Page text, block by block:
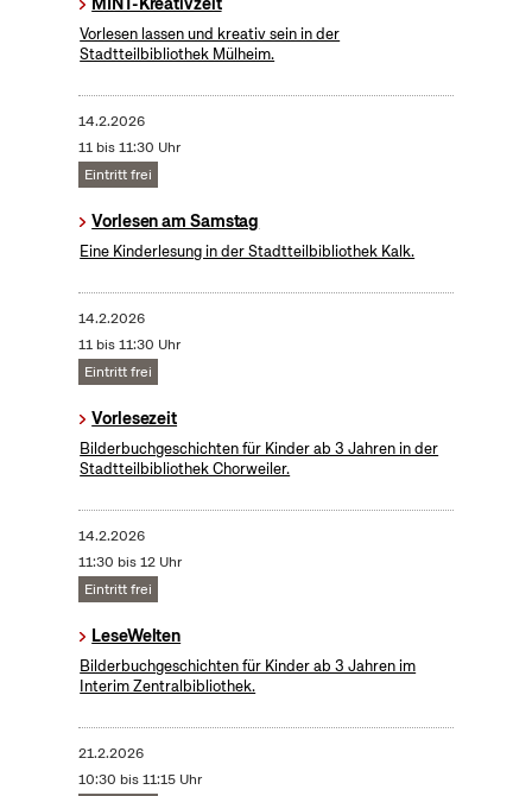
Vorlesen lassen und kreativ sein in der
Stadtteilbibliothek Mülheim.
14.2.2026
11 bis 11:30 Uhr
Eintritt frei
Vorlesen am Samstag
Eine Kinderlesung in der Stadtteilbibliothek Kalk.
14.2.2026
11 bis 11:30 Uhr
Eintritt frei
Vorlesezeit
Bilderbuchgeschichten für Kinder ab 3 Jahren in der
Stadtteilbibliothek Chorweiler.
14.2.2026
11:30 bis 12 Uhr
Eintritt frei
LeseWelten
Bilderbuchgeschichten für Kinder ab 3 Jahren im
Interim Zentralbibliothek.
21.2.2026
10:30 bis 11:15 Uhr